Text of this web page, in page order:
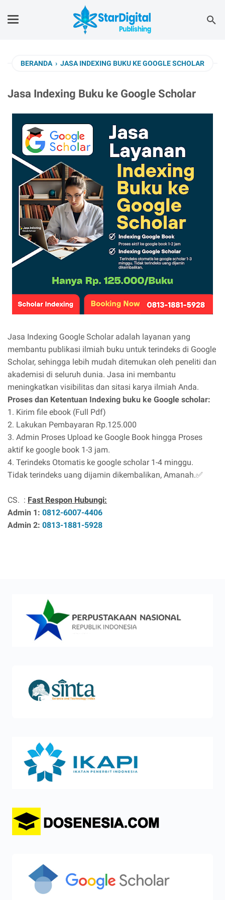
BERANDA › JASA INDEXING BUKU KE GOOGLE SCHOLAR
Jasa Indexing Buku ke Google Scholar
Jasa Indexing Google Scholar adalah layanan yang
membantu publikasi ilmiah buku untuk terindeks di Google
Scholar, sehingga lebih mudah ditemukan oleh peneliti dan
akademisi di seluruh dunia. Jasa ini membantu
meningkatkan visibilitas dan sitasi karya ilmiah Anda.
Proses dan Ketentuan Indexing buku ke Google scholar:
1. Kirim file ebook (Full Pdf)
2. Lakukan Pembayaran Rp.125.000
3. Admin Proses Upload ke Google Book hingga Proses
aktif ke google book 1-3 jam.
4. Terindeks Otomatis ke google scholar 1-4 minggu.
Tidak terindeks uang dijamin dikembalikan, Amanah.✅
CS. : Fast Respon Hubungi:
Admin 1: 0812-6007-4406
Admin 2: 0813-1881-5928